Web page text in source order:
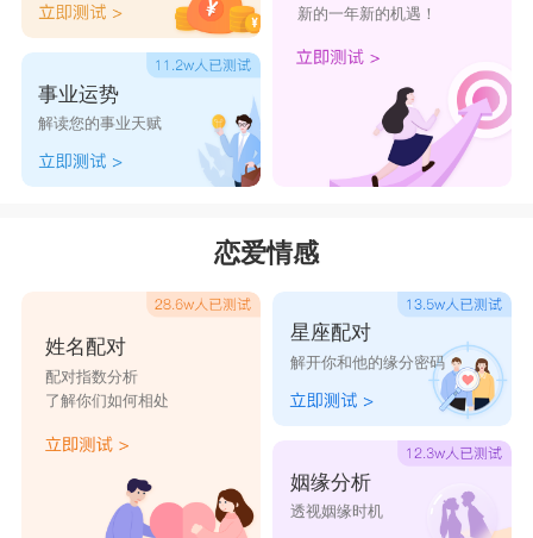
事业运势
解读您的事业天赋
新的一年新的机遇！
恋爱情感
姓名配对
配对指数分析
了解你们如何相处
星座配对
解开你和他的缘分密码
姻缘分析
透视姻缘时机